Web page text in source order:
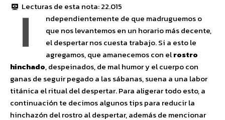
Lecturas de esta nota:22.015
I
ndependientemente de que madruguemos o
que nos levantemos en un horario más decente,
el despertar nos cuesta trabajo. Si a esto le
agregamos, que amanecemos con elrostro
hinchado, despeinados, de mal humor y el cuerpo con
ganas de seguir pegado a las sábanas, suena a una labor
titánica el ritual del despertar. Para aligerar todo esto, a
continuación te decimos algunos tips para reducir la
hinchazón del rostro al despertar, además de mencionar